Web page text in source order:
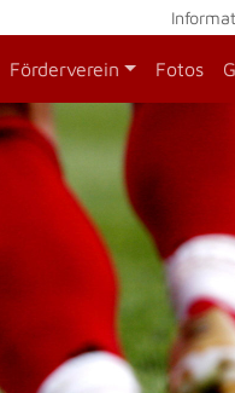
Förderverein Fotos